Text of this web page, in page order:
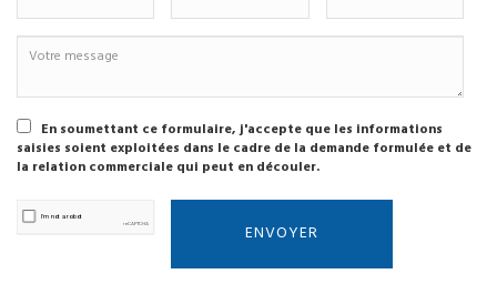
En soumettant ce formulaire, j'accepte que les informations
saisies soient exploitées dans le cadre de la demande formulée et de
la relation commerciale qui peut en découler.